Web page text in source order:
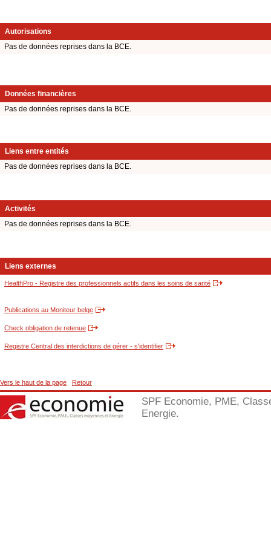
Autorisations
Pas de données reprises dans la BCE.
Données financières
Pas de données reprises dans la BCE.
Liens entre entités
Pas de données reprises dans la BCE.
Activités
Pas de données reprises dans la BCE.
Liens externes
HealthPro - Registre des professionnels actifs dans les soins de santé
Publications au Moniteur belge
Check obligation de retenue
Registre Central des interdictions de gérer - s'identifier
Vers le haut de la page Retour
SPF Economie, PME,
Energie.